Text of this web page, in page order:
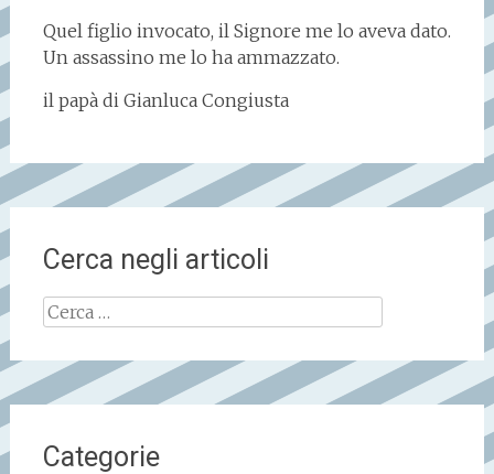
Quel figlio invocato, il Signore me lo aveva dato.
Un assassino me lo ha ammazzato.
il papà di Gianluca Congiusta
Cerca negli articoli
Ricerca
Categorie